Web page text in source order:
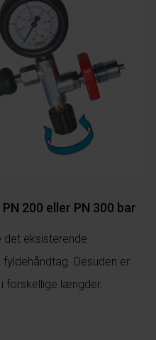
200 eller PN 300 bar
det eksisterende
Desuden er
forskellige længder.